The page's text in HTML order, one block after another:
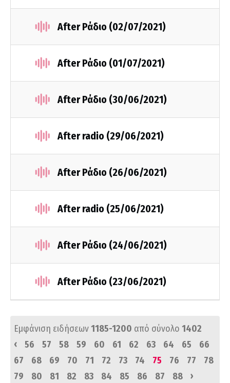
After Ράδιο (02/07/2021)
After Ράδιο (01/07/2021)
After Ράδιο (30/06/2021)
After radio (29/06/2021)
After Ράδιο (26/06/2021)
After radio (25/06/2021)
After Ράδιο (24/06/2021)
After Ράδιο (23/06/2021)
Εμφάνιση ειδήσεων1185-1200 από σύνολο 1402
‹
56 57 58 59 60 61 62 63 64 65
66
67
68 69 70 71 72 73 74 75 76 77
78
79
80 81 82 83 84 85 86 87 88 ›